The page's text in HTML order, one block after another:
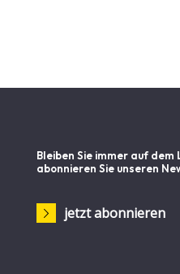
Bleiben Sie immer auf dem
abonnieren Sie unseren
jetzt abonnieren